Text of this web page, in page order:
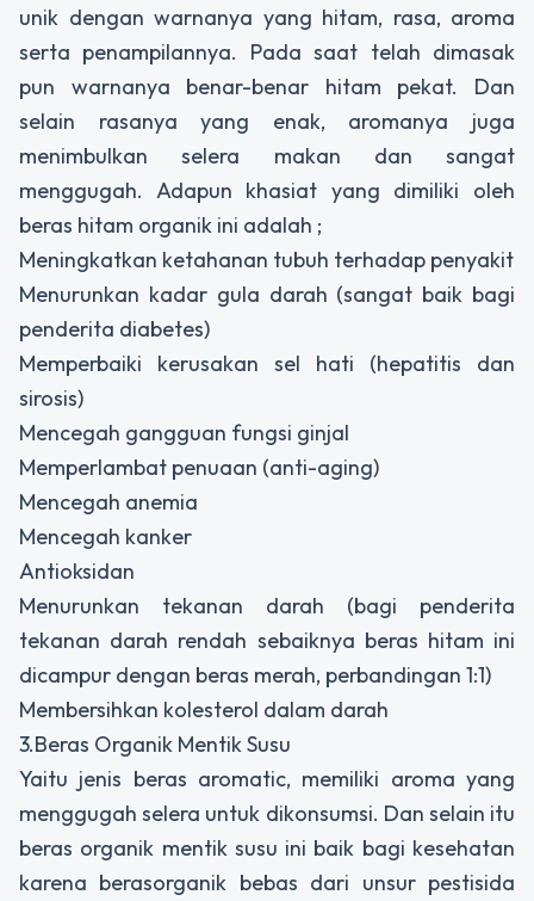
unik dengan warnanya yang hitam, rasa, aroma
serta penampilannya. Pada saat telah dimasak
pun warnanya benar-benar hitam pekat. Dan
selain rasanya yang enak, aromanya juga
menimbulkan selera makan dan sangat
menggugah. Adapun khasiat yang dimiliki oleh
beras hitam organik ini adalah ;
Meningkatkan ketahanan tubuh terhadap penyakit
Menurunkan kadar gula darah (sangat baik bagi
penderita diabetes)
Memperbaiki kerusakan sel hati (hepatitis dan
sirosis)
Mencegah gangguan fungsi ginjal
Memperlambat penuaan (anti-aging)
Mencegah anemia
Mencegah kanker
Antioksidan
Menurunkan tekanan darah (bagi penderita
tekanan darah rendah sebaiknya beras hitam ini
dicampur dengan beras merah, perbandingan 1:1)
Membersihkan kolesterol dalam darah
3.Beras Organik Mentik Susu
Yaitu jenis beras aromatic, memiliki aroma yang
menggugah selera untuk dikonsumsi. Dan selain itu
beras organik mentik susu ini baik bagi kesehatan
karena berasorganik bebas dari unsur pestisida